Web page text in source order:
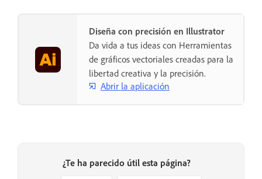
Diseña con precisión en Illustrator
Da vida a tus ideas con Herramientas
de gráficos vectoriales creadas para la
libertad creativa y la precisión.
Abrir la aplicación
¿Te ha parecido útil esta página?